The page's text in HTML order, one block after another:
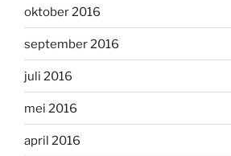
oktober 2016
september 2016
juli 2016
mei 2016
april 2016